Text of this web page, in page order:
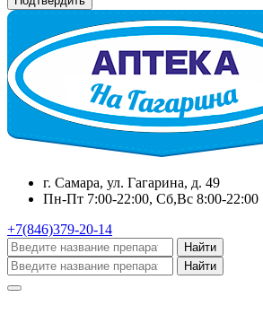
г. Самара, ул. Гагарина, д. 49
Пн-Пт 7:00-22:00, Сб,Вс 8:00-22:00
+7(846)379-20-14
Найти
Найти